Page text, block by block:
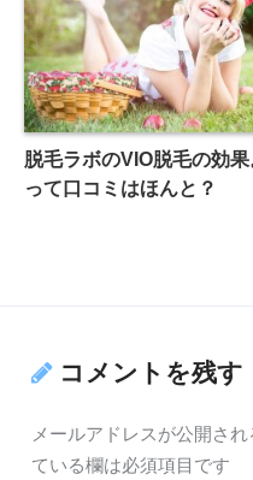
脱毛ラボのVIO脱毛の効
って口コミはほんと？
コメントを残す
メールアドレスが公開され
ている欄は必須項目です